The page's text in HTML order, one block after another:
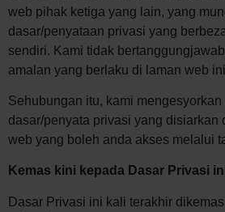
web pihak ketiga yang lain, yang
dasar/penyataan privasi yang
sendiri. Kami tidak
amalan yang berlaku di laman web
Sehubungan itu, kami
dasar/penyata privasi yang disiarkan
web yang boleh anda akses melalui
Kemas kini kepada Dasar Privasi
Dasar Privasi ini kali terakhir